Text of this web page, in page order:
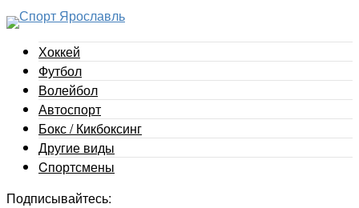
Хоккей
Футбол
Волейбол
Автоспорт
Бокс / Кикбоксинг
Другие виды
Cпортсмены
Подписывайтесь: